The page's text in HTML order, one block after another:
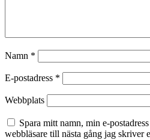
Namn *
E-postadress *
Webbplats
Spara mitt namn, min e-
webbläsare till nästa gång jag skriver